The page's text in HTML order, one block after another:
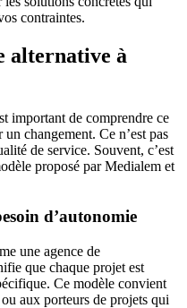
contraintes.
alternative à
important de comprendre ce
changement. Ce n’est pas
de service. Souvent, c’est
proposé par Medialem et
d’autonomie
une agence de
que chaque projet est
Ce modèle convient
aux porteurs de projets qui